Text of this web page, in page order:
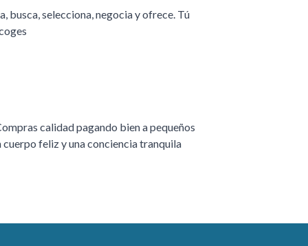
busca, selecciona, negocia y ofrece. Tú
calidad pagando bien a pequeños
feliz y una conciencia tranquila